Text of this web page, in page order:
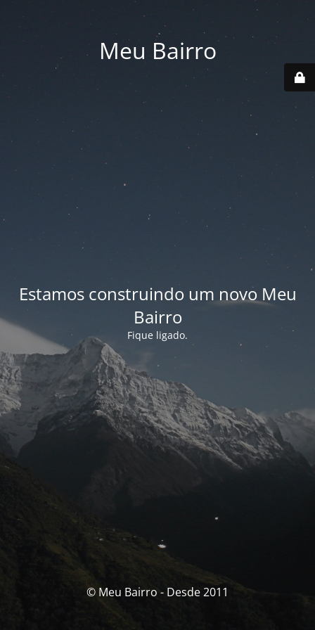
Meu Bairro
Estamos construindo um novo Meu
Bairro
Fique ligado.
© Meu Bairro - Desde 2011